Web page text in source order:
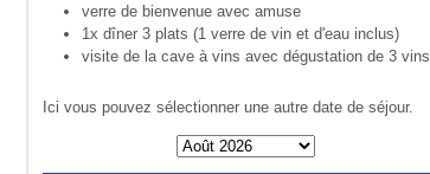
verre de bienvenue avec amuse
1x dîner 3 plats (1 verre de vin et d'eau inclus)
visite de la cave à vins avec dégustation de 3 vins
Ici vous pouvez sélectionner une autre date de séjour.